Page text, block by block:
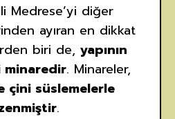
Medrese’yi diğer
ayıran en dikkat
biri de, yapının
minaredir. Minareler,
çini süslemelerle
.